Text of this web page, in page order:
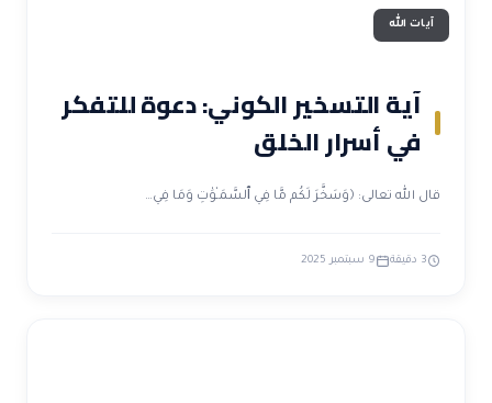
آيات الله
آية التسخير الكوني: دعوة للتفكر
في أسرار الخلق
قال الله تعالى: ﴿وَسَخَّرَ لَكُم مَّا فِي ٱلسَّمَـٰوَٰتِ وَمَا فِي…
3 دقيقة 9 سبتمبر 2025